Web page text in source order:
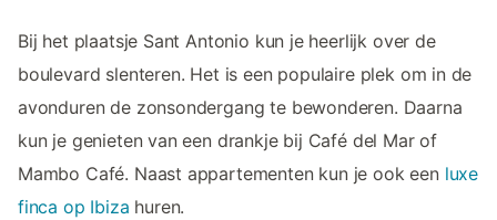
Bij het plaatsje Sant Antonio kun je heerlijk over de
boulevard slenteren. Het is een populaire plek om in de
avonduren de zonsondergang te bewonderen. Daarna
kun je genieten van een drankje bij Café del Mar of
Mambo Café. Naast appartementen kun je ook een luxe
finca op Ibiza huren.